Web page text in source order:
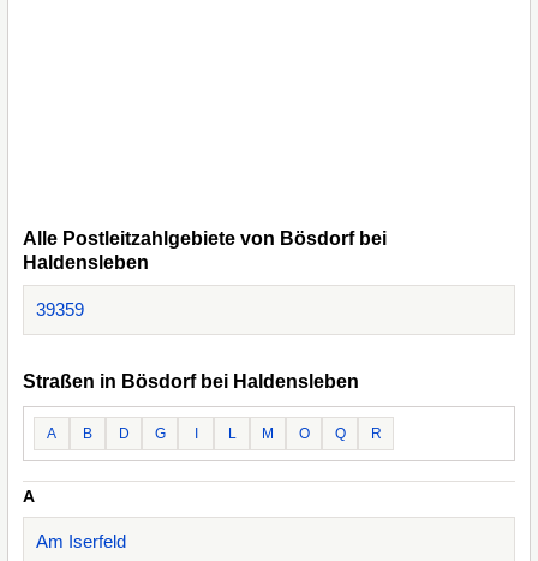
Alle Postleitzahlgebiete von Bösdorf bei
Haldensleben
39359
Straßen in Bösdorf bei Haldensleben
A B D G L M O Q R
A
Am Iserfeld